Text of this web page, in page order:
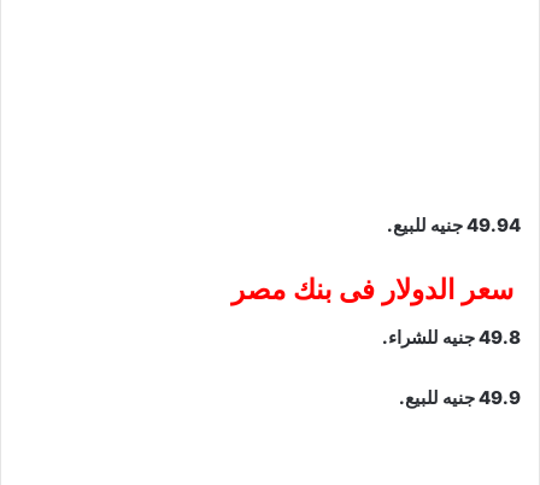
49.94 جنيه للبيع.
سعر الدولار فى بنك مصر
49.8 جنيه للشراء.
49.9 جنيه للبيع.